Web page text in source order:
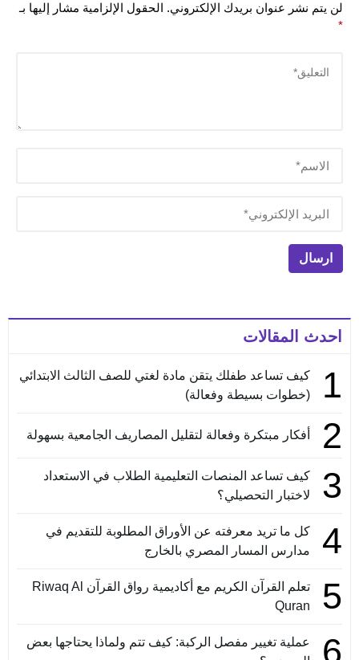
لن يتم نشر عنوان بريدك الإلكتروني. الحقول الإلزامية مشار إليها بـ
*
احدث المقالات
1
كيف تساعد طفلك يتقن مادة لغتي للصف الثالث الابتدائي
(خطوات بسيطة وفعالة)
2 أفكار مبتكرة وفعالة لتقليل المصاريف الجامعية بسهولة
3
كيف تساعد المنصات التعليمية الطلاب في الاستعداد
لاختبار التحصيلي؟
4
كل ما تريد معرفته عن الأوراق المطلوبة للتقديم في
مدارس المسار المصري بالخارج
5
تعلم القرآن الكريم مع أكاديمية رواق القرآن Riwaq Al
Quran
6
عملية تغيير مفصل الركبة: كيف تتم ولماذا يحتاجها بعض